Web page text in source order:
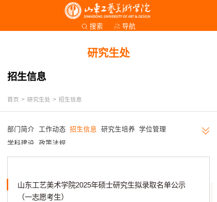
搜索 导航
研究生处
招生信息
首页 > 研究生处 > 招生信息
部门简介 工作动态 招生信息 研究生培养 学位管理
学科建设
政策法规
山东工艺美术学院2025年硕士研究生拟录取名单公示
（一志愿考生）